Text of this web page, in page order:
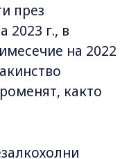
през
2023 г., в
на 2022
както